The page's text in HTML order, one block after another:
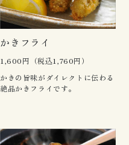
かきフライ
1,600円（税込1,760円）
かきの旨味がダイレクトに伝わる
絶品かきフライです。